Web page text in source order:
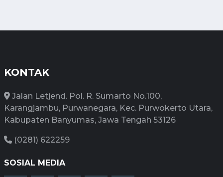
KONTAK
Jalan Letjend. Pol. R. Sumarto No.100,
Karangjambu, Purwanegara, Kec. Purwokerto Utara,
Kabupaten Banyumas, Jawa Tengah 53126
(0281) 622259
SOSIAL MEDIA